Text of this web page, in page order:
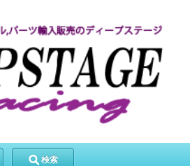
検索